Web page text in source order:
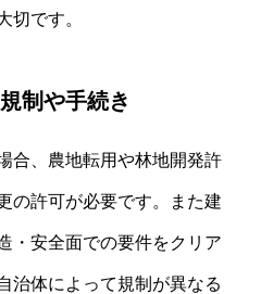
切です。
制や手続き
合、農地転用や林地開発許
の許可が必要です。また建
・安全面での要件をクリア
治体によって規制が異なる